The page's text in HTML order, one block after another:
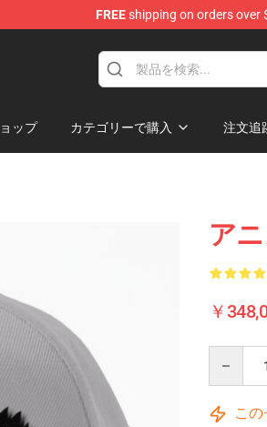
FREEshipping on orders over
ップ カテゴリーで購入 注文追
ア
￥
こ